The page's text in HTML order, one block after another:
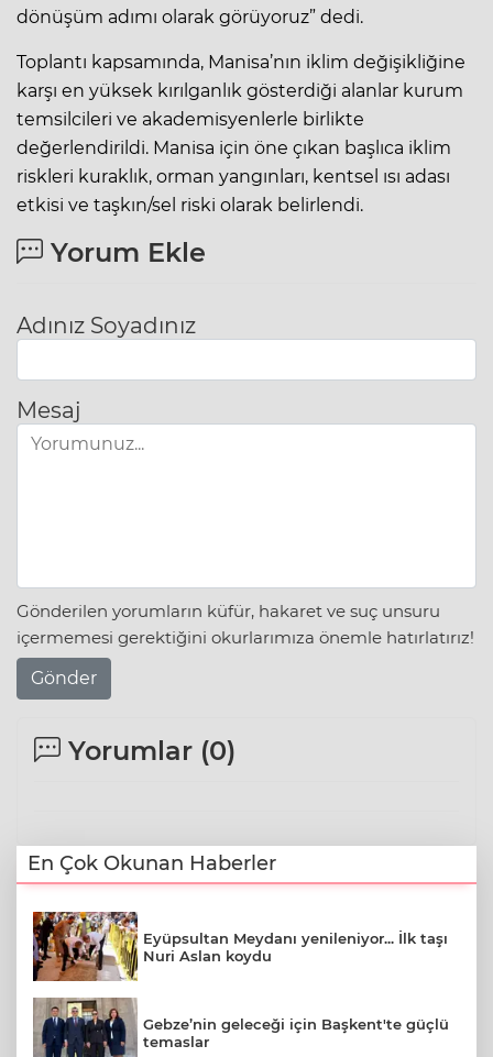
dönüşüm adımı olarak görüyoruz” dedi.
Toplantı kapsamında, Manisa’nın iklim değişikliğine
karşı en yüksek kırılganlık gösterdiği alanlar kurum
temsilcileri ve akademisyenlerle birlikte
değerlendirildi. Manisa için öne çıkan başlıca iklim
riskleri kuraklık, orman yangınları, kentsel ısı adası
etkisi ve taşkın/sel riski olarak belirlendi.
Yorum Ekle
Adınız Soyadınız
Mesaj
Gönderilen yorumların küfür, hakaret ve suç unsuru
içermemesi gerektiğini okurlarımıza önemle hatırlatırız!
Gönder
Yorumlar (0)
En Çok Okunan Haberler
Eyüpsultan Meydanı yenileniyor... İlk taşı
Nuri Aslan koydu
Gebze’nin geleceği için Başkent'te güçlü
temaslar